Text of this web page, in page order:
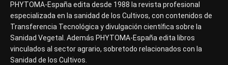
PHYTOMA-España edita desde 1988 la revista profesional
especializada en la sanidad de los Cultivos, con contenidos de
Transferencia Tecnológica y divulgación científica sobre la
Sanidad Vegetal. Además PHYTOMA-España edita libros
vinculados al sector agrario, sobretodo relacionados con la
Sanidad de los Cultivos.